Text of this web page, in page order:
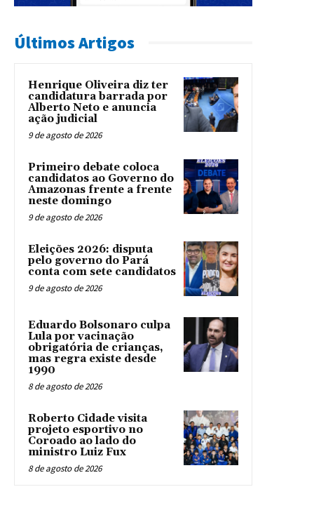
Últimos Artigos
Henrique Oliveira diz ter
candidatura barrada por
Alberto Neto e anuncia
ação judicial
9 de agosto de 2026
Primeiro debate coloca
candidatos ao Governo do
Amazonas frente a frente
neste domingo
9 de agosto de 2026
Eleições 2026: disputa
pelo governo do Pará
conta com sete candidatos
9 de agosto de 2026
Eduardo Bolsonaro culpa
Lula por vacinação
obrigatória de crianças,
mas regra existe desde
1990
8 de agosto de 2026
Roberto Cidade visita
projeto esportivo no
Coroado ao lado do
ministro Luiz Fux
8 de agosto de 2026